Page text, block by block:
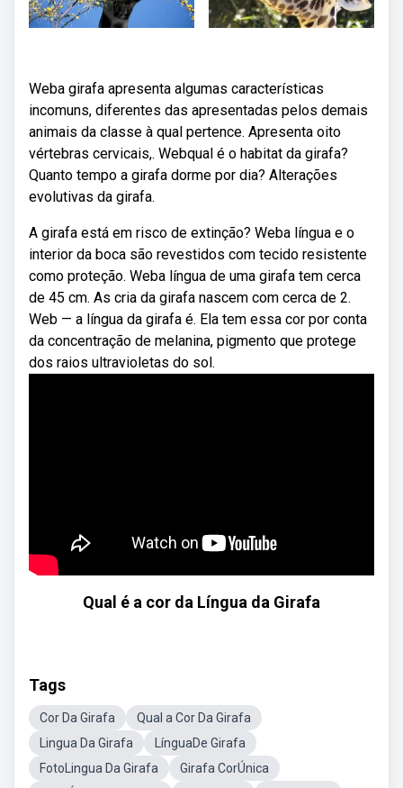
Weba girafa apresenta algumas características
incomuns, diferentes das apresentadas pelos demais
animais da classe à qual pertence. Apresenta oito
vértebras cervicais,. Webqual é o habitat da girafa?
Quanto tempo a girafa dorme por dia? Alterações
evolutivas da girafa.
A girafa está em risco de extinção? Weba língua e o
interior da boca são revestidos com tecido resistente
como proteção. Weba língua de uma girafa tem cerca
de 45 cm. As cria da girafa nascem com cerca de 2.
Web — a língua da girafa é. Ela tem essa cor por conta
da concentração de melanina, pigmento que protege
dos raios ultravioletas do sol.
Qual é a cor da Língua da Girafa
Tags
Cor Da Girafa
Qual a Cor Da Girafa
Lingua Da Girafa
LínguaDe Girafa
FotoLingua Da Girafa
Girafa CorÚnica